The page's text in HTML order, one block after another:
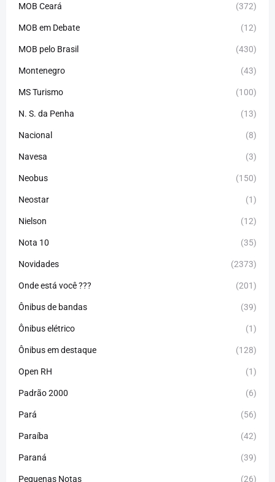
MOB Ceará (372)
MOB em Debate (12)
MOB pelo Brasil (430)
Montenegro (43)
MS Turismo (100)
N. S. da Penha (13)
Nacional (8)
Navesa (3)
Neobus (150)
Neostar (1)
Nielson (12)
Nota 10 (35)
Novidades (2373)
Onde está você ??? (201)
Ônibus de bandas (39)
Ônibus elétrico (1)
Ônibus em destaque (128)
Open RH (1)
Padrão 2000 (6)
Pará (56)
Paraíba (42)
Paraná (39)
Pequenas Notas (26)